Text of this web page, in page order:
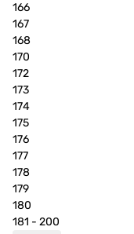
166
167
168
170
172
173
174
175
176
177
178
179
180
181 - 200